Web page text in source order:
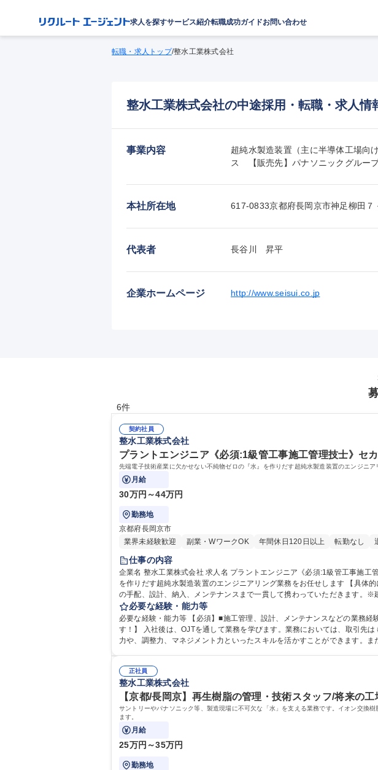
求人を探すサービス紹介転職成功ガイドお問い合わせ
転職・求人トップ/整水工業株式会社
整水工業株式会社の中途採用・転職・求人情
事業内容
超純水製造装置（主に半導体工場向
ス　【販売先】パナソニックグルー
本社所在地 617-0833京都府長岡京市神足柳田７
代表者 長谷川　昇平
企業ホームページ http://www.seisui.co.jp
6件
契約社員
整水工業株式会社
プラントエンジニア《必須:1級管工事施工管理技士》セ
先端電子技術産業に欠かせない不純物ゼロの『水』を作りだす超純水製造装置のエンジニア
月給
30万円～44万円
勤務地
京都府長岡京市
業界未経験歓迎
副業・WワークOK 年間休日120日以上 転勤なし
仕事の内容
企業名 整水工業株式会社 求人名 プラントエンジニア《必須:1級管工事施工管理技士》セカンドキャリア歓迎 仕事の内容 先端電子技術産業に欠かせない不純物ゼロの『水』
を作りだす超純水製造装置のエンジニアリング業務をお任せします 【具体的に】既設設備の保守・メンテナンスからはじめ、将来的には新規案件のヒアリングから水質分析
の手配、設計、納入、メンテナンスまで一貫して携わっていただきます。
水、化粧品の原料として使われる純水精製用の浄化装置 ●各種工場の排水から不純物を取り除く浄水装置 他 募集職種 プラ
カンドキャリア歓迎
必要な経験・能力等
必要な経験・能力等 【必須】■施工管理、設計、メンテナンスなどの業務経験が1年以上■1級管工事施
す！】 入社後は、OJTを通して業務を学びます。業務においては、取引先
力や、調整力、マネジメント力といったスキルを活かすことができます。ま
正社員
整水工業株式会社
【京都/長岡京】再生樹脂の管理・技術スタッフ/将来の
サントリーやパナソニック等、製造現場に不可欠な「水」を支える業務です。イオン交換
ます。
月給
25万円～35万円
勤務地